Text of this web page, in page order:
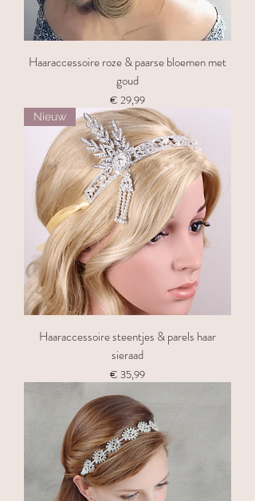
Haaraccessoire roze & paarse bloemen met
goud
Prijs
€ 29,99
Nieuw
Haaraccessoire steentjes & parels haar
sieraad
Prijs
€ 35,99